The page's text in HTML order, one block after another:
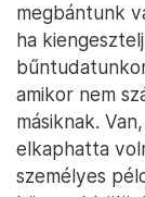
megbántunk
ha
amikor nem
másiknak.
elkaphatta
személyes